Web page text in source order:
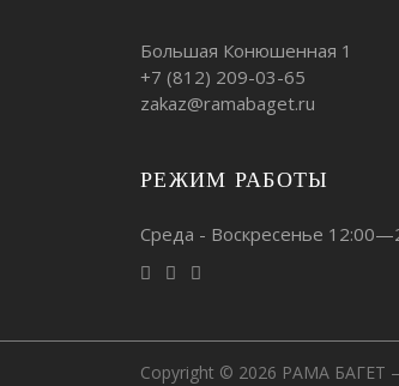
Большая Конюшенная 1
+7 (812) 209-03-65
zakaz@ramabaget.ru
РЕЖИМ РАБОТЫ
Среда - Воскресенье
Copyright © 2026 РАМА БАГЕТ